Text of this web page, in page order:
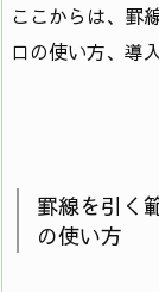
ここからは、罫
ロの使い方、導
罫線を引く
の使い方